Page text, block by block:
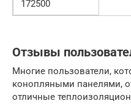
172500
Отзывы
Многие пользователи,
конопляными панелями,
отличные